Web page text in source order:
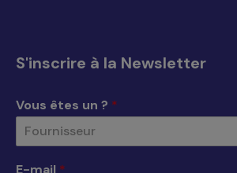
dans
nouvelle
fenêtre
dans
nouvelle
fenêtre
dans
nouvelle
fenêtre
dans
nouvelle
S'inscrire à la Newsletter
Vous êtes un ? *
Fournisseur
E-mail *